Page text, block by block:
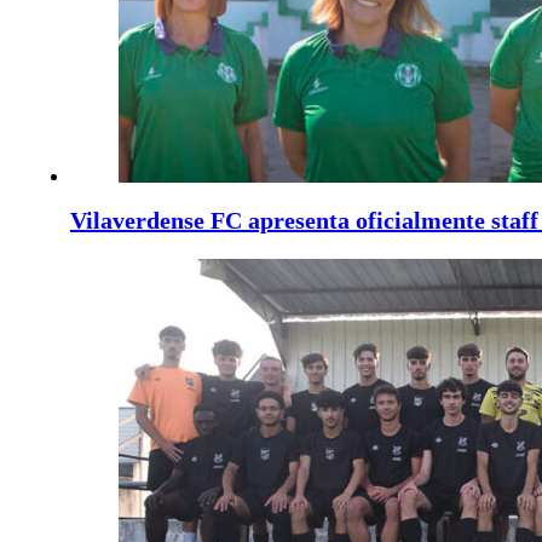
Vilaverdense FC apresenta oficialmente